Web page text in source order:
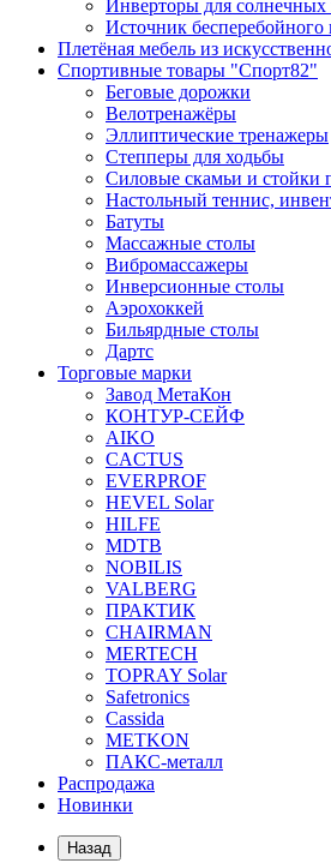
Инверторы для солнечных
Источник
Плетёная мебель из
Спортивные товары "Спорт82"
Беговые дорожки
Велотренажёры
Эллиптические тренажеры
Степперы для ходьбы
Силовые скамьи и стойки
Настольный теннис,
Батуты
Массажные столы
Вибромассажеры
Инверсионные столы
Аэрохоккей
Бильярдные столы
Дартс
Торговые марки
Завод МетаКон
КОНТУР-СЕЙФ
AIKO
CACTUS
EVERPROF
HEVEL Solar
HILFE
MDTB
NOBILIS
VALBERG
ПРАКТИК
CHAIRMAN
MERTECH
TOPRAY Solar
Safetronics
Cassida
METKON
ПАКС-металл
Распродажа
Новинки
Назад